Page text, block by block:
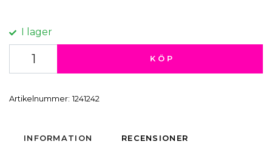
I lager
KÖP
Artikelnummer: 1241242
INFORMATION RECENSIONER